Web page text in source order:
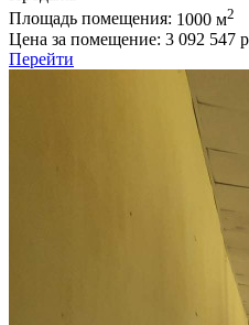
Площадь помещения: 1000 м2
Цена за помещение: 3 092 547
Перейти